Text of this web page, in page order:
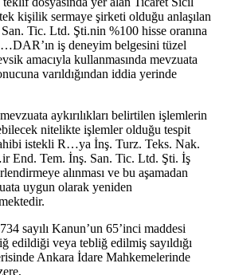
kişilik sermaye şirketi olduğu anlaşılan
Tic. Ltd. Şti.nin %100 hisse oranına
iş deneyim belgesini tüzel
amacıyla kullanmasında mevzuata
varıldığından iddia yerinde
aykırılıkları belirtilen işlemlerin
nitelikte işlemler olduğu tespit
istekli R…ya İnş. Turz. Teks. Nak.
End. Tem. İnş. San. Tic. Ltd. Şti. İş
alınması ve bu aşamadan
uygun olarak yeniden
sayılı Kanun’un 65’inci maddesi
edildiği veya tebliğ edilmiş sayıldığı
Ankara İdare Mahkemelerinde